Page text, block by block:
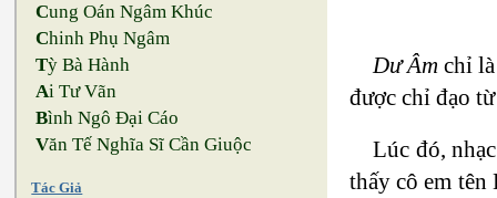
Cung Oán Ngâm Khúc
Chinh Phụ Ngâm
Tỳ Bà Hành
Ai Tư Vãn
Bình Ngô Đại Cáo
Văn Tế Nghĩa Sĩ Cần Giuộc
Tác Giả
Dư Âm chỉ
được chỉ đạo
Lúc đó,
thấy cô em